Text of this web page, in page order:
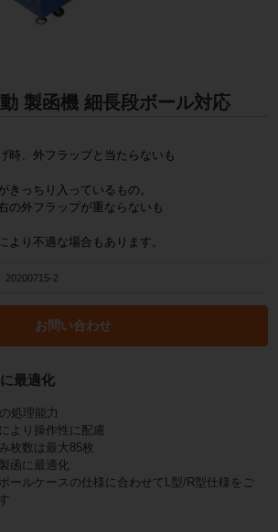
動 製函機 細長段ボール対応
時、外フラップと当たらないも
きっちり入っているもの。
の外フラップが重ならないも
り不適な場合もあります。
20200715-2
お問い合わせ
最適化
処理能力
より操作性に配慮
枚数は最大85枚
函に最適化
ールケースの仕様に合わせてL型/R型仕様をご